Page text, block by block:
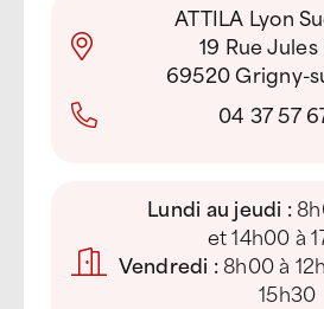
ATTILA Lyon
19 Rue
69520 Grigny-
04 37 57
Lundi au jeudi :
et 14h00 à
Vendredi :8h00 à
15h30